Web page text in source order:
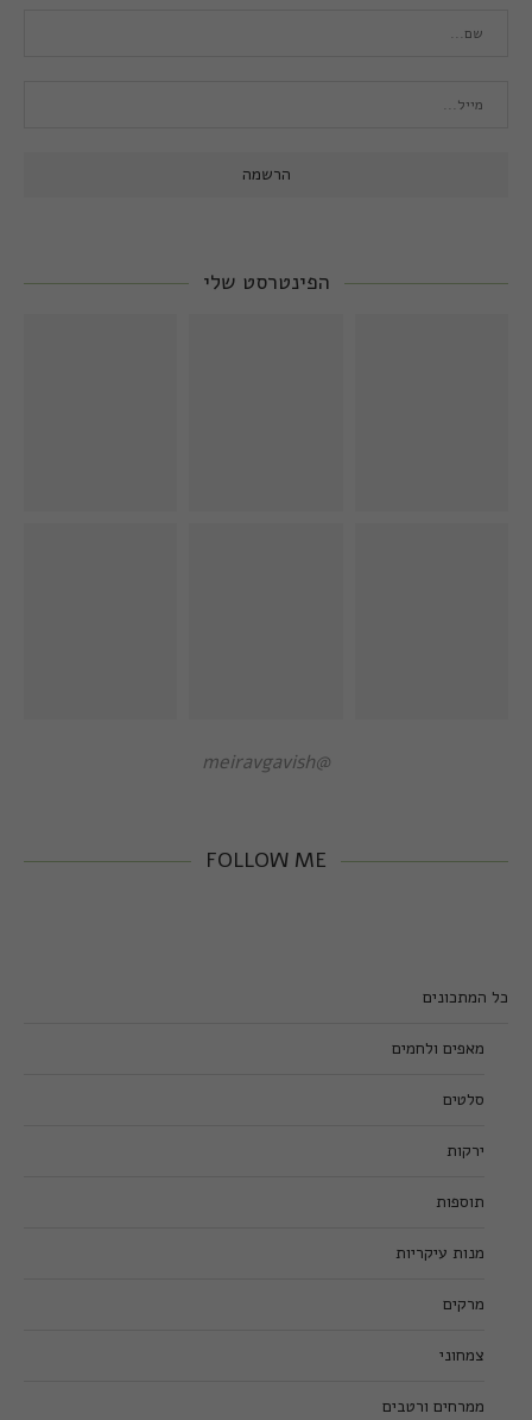
הפינטרסט שלי
@meiravgavish
FOLLOW ME
כל המתכונים
מאפים ולחמים
סלטים
ירקות
תוספות
מנות עיקריות
מרקים
צמחוני
ממרחים ורטבים